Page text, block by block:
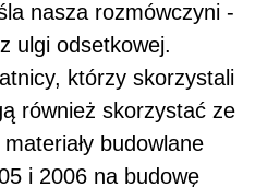
nasza rozmówczyni -
ulgi odsetkowej.
którzy skorzystali
również skorzystać ze
budowlane
i 2006 na budowę